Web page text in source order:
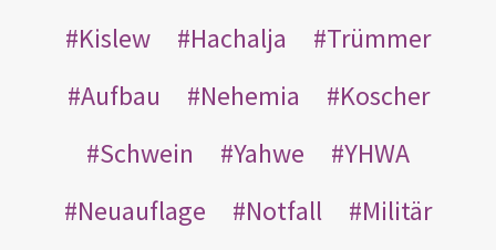
Kislew
Hachalja
Trümmer
Aufbau
Nehemia
Koscher
Schwein
Yahwe
YHWA
Neuauflage
Notfall
Militär